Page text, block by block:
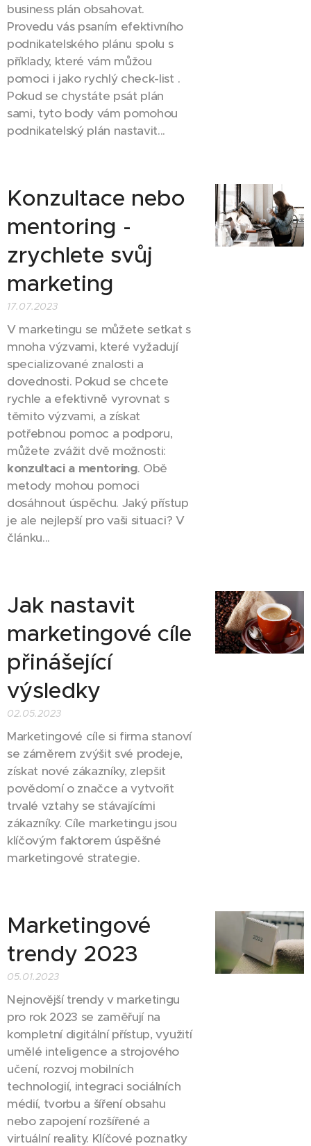
business plán obsahovat.
Provedu vás psaním efektivního
podnikatelského plánu spolu s
příklady, které vám můžou
pomoci i jako rychlý check-list .
Pokud se chystáte psát plán
sami, tyto body vám pomohou
podnikatelský plán nastavit...
Konzultace nebo
mentoring -
zrychlete svůj
marketing
17.07.2023
V marketingu se můžete setkat s
mnoha výzvami, které vyžadují
specializované znalosti a
dovednosti. Pokud se chcete
rychle a efektivně vyrovnat s
těmito výzvami, a získat
potřebnou pomoc a podporu,
můžete zvážit dvě možnosti:
konzultaci a mentoring. Obě
metody mohou pomoci
dosáhnout úspěchu. Jaký přístup
je ale nejlepší pro vaši situaci? V
článku...
Jak nastavit
marketingové cíle
přinášející
výsledky
02.05.2023
Marketingové cíle si firma stanoví
se záměrem zvýšit své prodeje,
získat nové zákazníky, zlepšit
povědomí o značce a vytvořit
trvalé vztahy se stávajícími
zákazníky. Cíle marketingu jsou
klíčovým faktorem úspěšné
marketingové strategie.
Marketingové
trendy 2023
05.01.2023
Nejnovější trendy v marketingu
pro rok 2023 se zaměřují na
kompletní digitální přístup, využití
umělé inteligence a strojového
učení, rozvoj mobilních
technologií, integraci sociálních
médií, tvorbu a šíření obsahu
nebo zapojení rozšířené a
virtuální reality. Klíčové poznatky